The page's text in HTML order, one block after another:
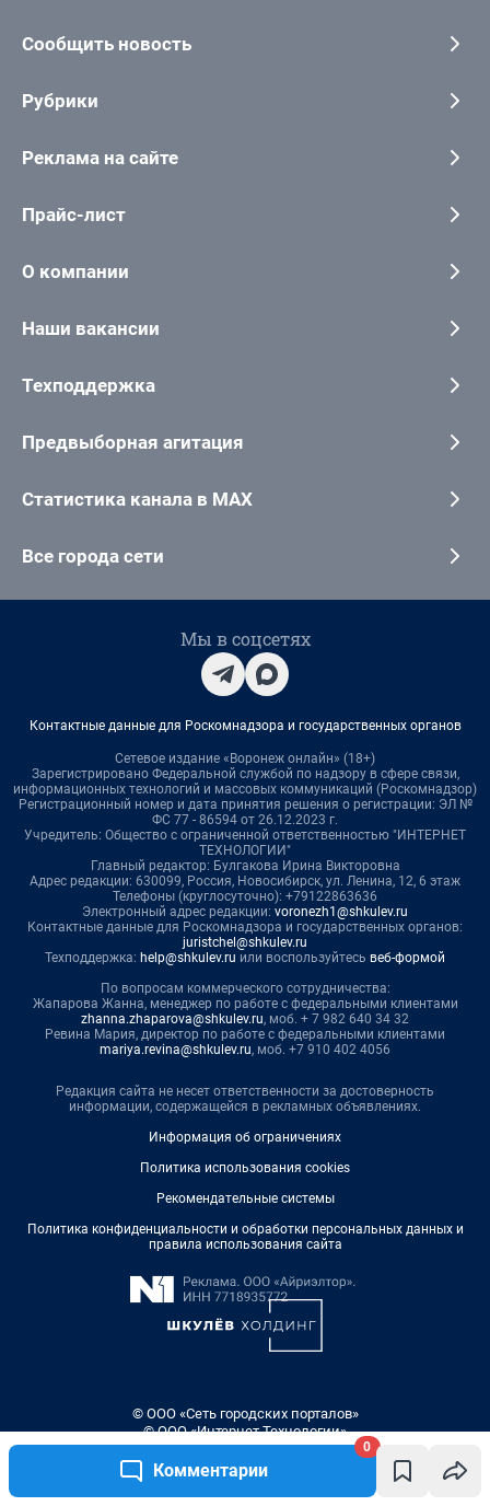
Комментарии
0
Сообщить новость
Рубрики
Реклама на сайте
Прайс-лист
О компании
Наши вакансии
Техподдержка
Предвыборная агитация
Статистика канала в MAX
Все города сети
Мы в соцсетях
Контактные данные для Роскомнадзора и государственных органов
Сетевое издание «Воронеж онлайн» (18+)
Зарегистрировано Федеральной службой по надзору в сфере связи,
информационных технологий и массовых коммуникаций (Роскомнадзор)
Регистрационный номер и дата принятия решения о регистрации: ЭЛ №
ФС 77 - 86594 от 26.12.2023 г.
Учредитель: Общество с ограниченной ответственностью "ИНТЕРНЕТ
ТЕХНОЛОГИИ"
Главный редактор: Булгакова Ирина Викторовна
Адрес редакции: 630099, Россия, Новосибирск, ул. Ленина, 12, 6 этаж
Телефоны (круглосуточно): +79122863636
Электронный адрес редакции: voronezh1@shkulev.ru
Контактные данные для Роскомнадзора и государственных органов:
juristchel@shkulev.ru
Техподдержка: help@shkulev.ru или воспользуйтесь веб-формой
По вопросам коммерческого сотрудничества:
Жапарова Жанна, менеджер по работе с федеральными клиентами
zhanna.zhaparova@shkulev.ru, моб. + 7 982 640 34 32
Ревина Мария, директор по работе с федеральными клиентами
mariya.revina@shkulev.ru, моб. +7 910 402 4056
Редакция сайта не несет ответственности за достоверность
информации, содержащейся в рекламных объявлениях.
Информация об ограничениях
Политика использования cookies
Рекомендательные системы
Политика конфиденциальности и обработки персональных данных и
правила использования сайта
© ООО «Сеть городских порталов»
© ООО «Интернет Технологии»